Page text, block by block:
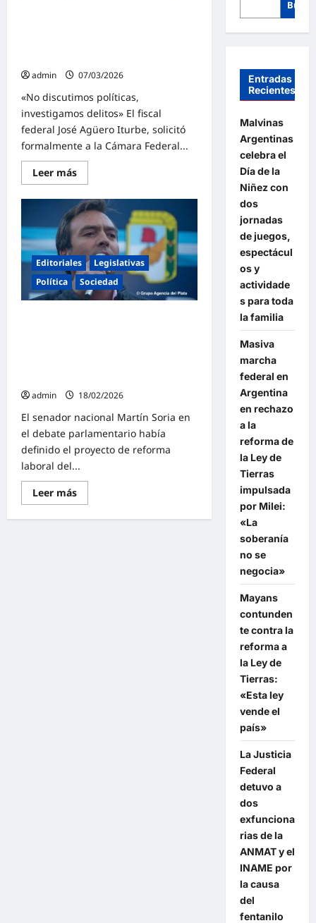
admin
07/03/2026
«No discutimos políticas,
investigamos delitos» El fiscal
federal José Agüero Iturbe, solicitó
formalmente a la Cámara Federal...
Leer másLee
más
El
Fiscal
Federal
Agüero
Iturbe
solicitó
reabrir
la
causa
por
la
Caputo
y
Editoriales
Legislativas
Política
Sociedad
admin
18/02/2026
El senador nacional Martín Soria en
el debate parlamentario había
definido el proyecto de reforma
laboral del...
Leer másLee
más
Soria
Entradas
Recientes
Malvinas
Argentinas
celebra el
Día de la
Niñez con
dos
jornadas
de juegos,
espectácul
os y
actividade
s para toda
la familia
Masiva
marcha
federal en
Argentina
en rechazo
a la
reforma de
la Ley de
Tierras
impulsada
por Milei:
«La
soberanía
no se
negocia»
Mayans
contunden
te contra la
reforma a
la Ley de
Tierras:
«Esta ley
vende el
país»
La Justicia
Federal
detuvo a
dos
exfunciona
rias de la
ANMAT y el
INAME por
la causa
del
fentanilo